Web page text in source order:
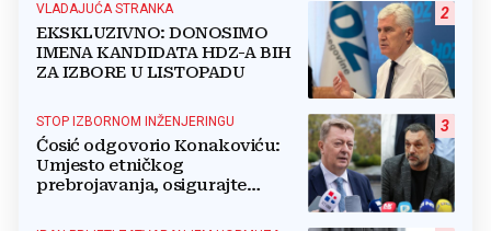
2
VLADAJUĆA STRANKA
EKSKLUZIVNO: DONOSIMO
IMENA KANDIDATA HDZ-A BIH
ZA IZBORE U LISTOPADU
3
STOP IZBORNOM INŽENJERINGU
Ćosić odgovorio Konakoviću:
Umjesto etničkog
prebrojavanja, osigurajte